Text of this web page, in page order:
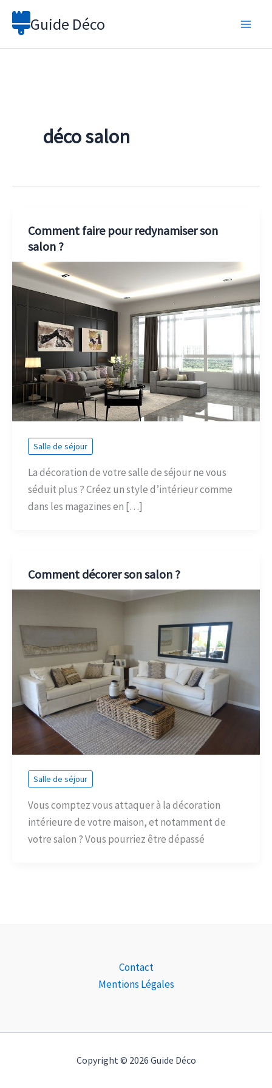
Aller
Guide Déco
déco salon
Comment faire pour redynamiser son
salon ?
Salle de séjour
La décoration de votre salle de séjour ne vous
séduit plus ? Créez un style d’intérieur comme
dans les magazines en […]
Comment décorer son salon ?
Salle de séjour
Vous comptez vous attaquer à la décoration
intérieure de votre maison, et notamment de
votre salon ? Vous pourriez être dépassé
Contact
Mentions Légales
Copyright © 2026 Guide Déco